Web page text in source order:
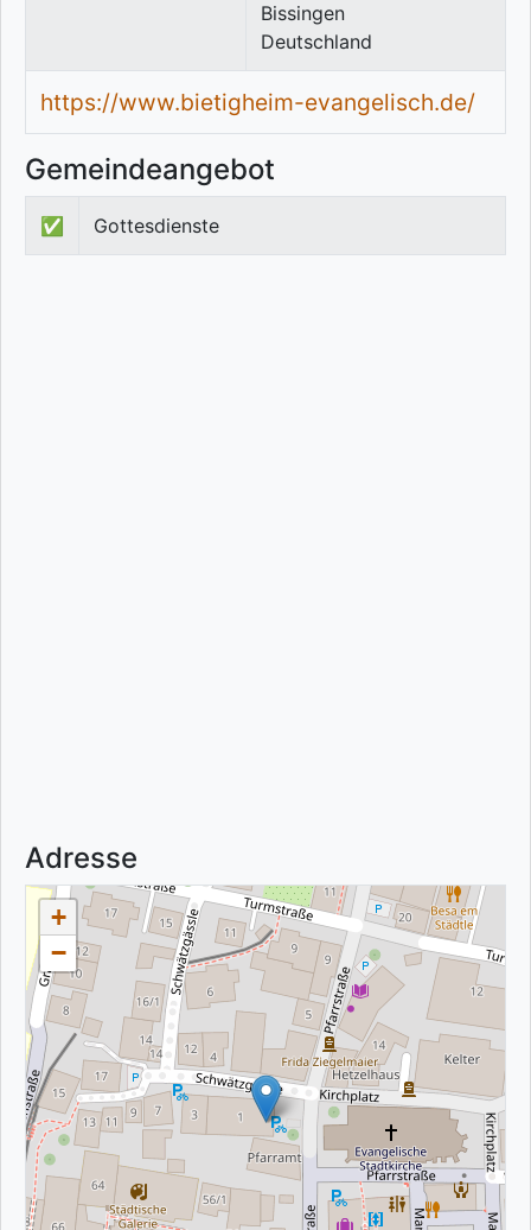
Bissingen
Deutschland
https://www.bietigheim-evangelisch.de/
Gemeindeangebot
✅ Gottesdienste
Adresse
+
−